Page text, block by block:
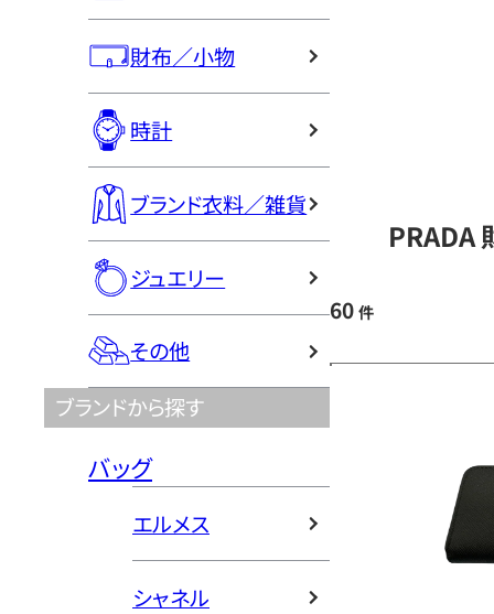
財布／小物
時計
ブランド衣料／雑貨
ジュエリー
その他
ブランドから探す
バッグ
エルメス
シャネル
PRADA
60 件